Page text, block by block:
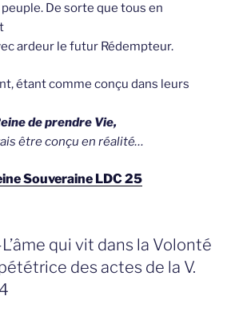
De sorte que tous en
ardeur le futur Rédempteur.
étant comme conçu dans leurs
de prendre Vie,
être conçu en réalité…
Souveraine LDC 25
qui vit dans la Volonté
des actes de la V.